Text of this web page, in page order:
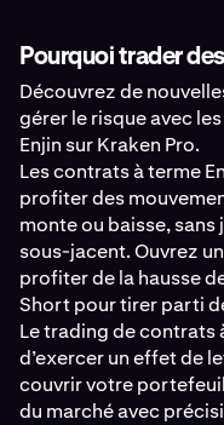
Pourquoi trader
Découvrez de
gérer le risque avec
Enjin sur Kraken Pro.
Les contrats à terme
profiter des
monte ou baisse,
sous-jacent. Ouvrez
profiter de la hausse
Short pour tirer parti
Le trading de contrats
d’exercer un effet de
couvrir votre
du marché avec